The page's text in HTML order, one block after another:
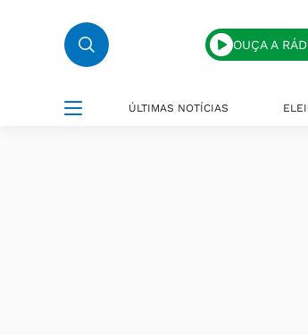
OUÇA A
ÚLTIMAS NOTÍCIAS